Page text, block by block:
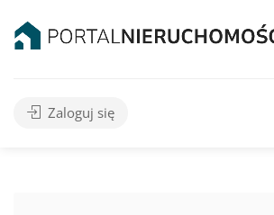
Zaloguj się